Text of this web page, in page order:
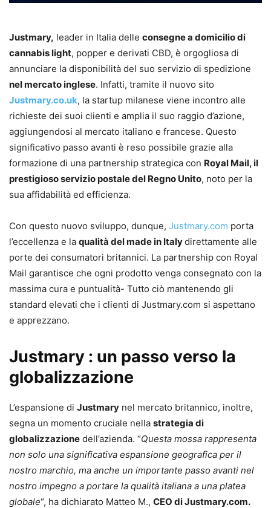
Justmary, leader in Italia delle consegne a domicilio di
cannabis light, popper e derivati CBD, è orgogliosa di
annunciare la disponibilità del suo servizio di spedizione
nel mercato inglese. Infatti, tramite il nuovo sito
Justmary.co.uk, la startup milanese viene incontro alle
richieste dei suoi clienti e amplia il suo raggio d’azione,
aggiungendosi al mercato italiano e francese. Questo
significativo passo avanti è reso possibile grazie alla
formazione di una partnership strategica con Royal Mail, il
prestigioso servizio postale del Regno Unito, noto per la
sua affidabilità ed efficienza.
Con questo nuovo sviluppo, dunque, Justmary.com porta
l’eccellenza e la qualità del made in Italydirettamente alle
porte dei consumatori britannici. La partnership con Royal
Mail garantisce che ogni prodotto venga consegnato con la
massima cura e puntualità- Tutto ciò mantenendo gli
standard elevati che i clienti di Justmary.com si aspettano
e apprezzano.
Justmary : un passo verso la
globalizzazione
L’espansione di Justmary nel mercato britannico, inoltre,
segna un momento cruciale nella strategia di
globalizzazione dell’azienda. “Questa mossa rappresenta
non solo una significativa espansione geografica per il
nostro marchio, ma anche un importante passo avanti nel
nostro impegno a portare la qualità italiana a una platea
globale“, ha dichiarato Matteo M., CEO di Justmary.com.